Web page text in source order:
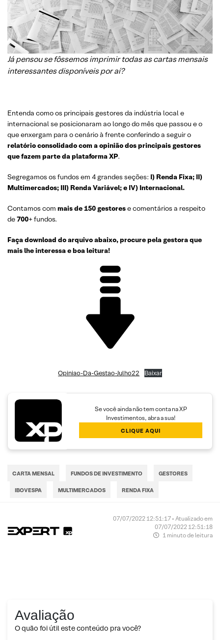
Já pensou se fôssemos imprimir todas as cartas mensais
interessantes disponíveis por aí?
Entenda como os principais gestores da indústria local e
internacional se posicionaram ao longo do mês que passou e o
que enxergam para o cenário à frente conferindo a seguir o
relatório consolidado com a opinião dos principais gestores
que fazem parte da plataforma XP.
Segregamos os fundos em 4 grandes seções: I) Renda Fixa; II)
Multimercados; III) Renda Variável; e IV) Internacional.
Contamos com mais de 150 gestorese comentários a respeito
de700+ fundos.
Faça download do arquivo abaixo, procure pela gestora que
mais lhe interessa e boa leitura!
Opiniao-Da-Gestao-Julho22 Baixar
Se você ainda não tem conta na XP
Investimentos, abra a sua!
CLIQUE AQUI
CARTA MENSAL FUNDOS DE INVESTIMENTO GESTORES
IBOVESPA MULTIMERCADOS RENDA FIXA
07/07/2022 12:51:17 • Atualizado em
07/07/2022 12:51:18
1 minuto de leitura
Avaliação
O quão foi útil este conteúdo pra você?